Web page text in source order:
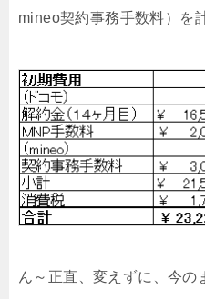
mineo契約事務手数料）を
ん～正直、変えずに、今